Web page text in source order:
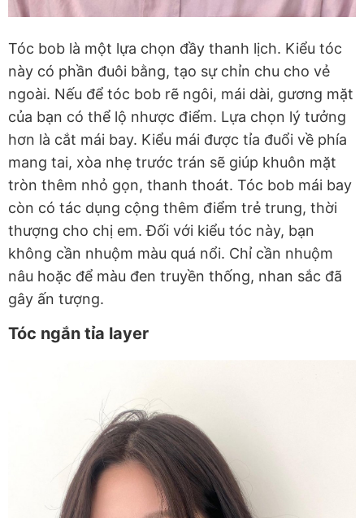
Tóc bob là một lựa chọn đầy thanh lịch. Kiểu tóc
này có phần đuôi bằng, tạo sự chỉn chu cho vẻ
ngoài. Nếu để tóc bob rẽ ngôi, mái dài, gương mặt
của bạn có thể lộ nhược điểm. Lựa chọn lý tưởng
hơn là cắt mái bay. Kiểu mái được tỉa đuổi về phía
mang tai, xòa nhẹ trước trán sẽ giúp khuôn mặt
tròn thêm nhỏ gọn, thanh thoát. Tóc bob mái bay
còn có tác dụng cộng thêm điểm trẻ trung, thời
thượng cho chị em. Đối với kiểu tóc này, bạn
không cần nhuộm màu quá nổi. Chỉ cần nhuộm
nâu hoặc để màu đen truyền thống, nhan sắc đã
gây ấn tượng.
Tóc ngắn tỉa layer